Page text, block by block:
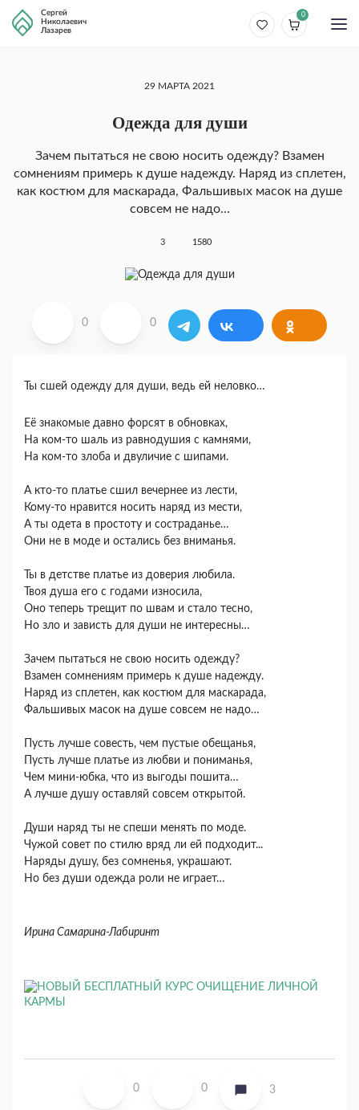
Сергей
Николаевич
Лазарев
0
29 МАРТА 2021
Одежда для души
Зачем пытаться не свою носить одежду? Взамен
сомнениям примерь к душе надежду. Наряд из сплетен,
как костюм для маскарада, Фальшивых масок на душе
совсем не надо…
3 1580
0 0
Ты сшей одежду для души, ведь ей неловко…
Её знакомые давно форсят в обновках,
На ком-то шаль из равнодушия с камнями,
На ком-то злоба и двуличие с шипами.
А кто-то платье сшил вечернее из лести,
Кому-то нравится носить наряд из мести,
А ты одета в простоту и состраданье…
Они не в моде и остались без вниманья.
Ты в детстве платье из доверия любила.
Твоя душа его с годами износила,
Оно теперь трещит по швам и стало тесно,
Но зло и зависть для души не интересны…
Зачем пытаться не свою носить одежду?
Взамен сомнениям примерь к душе надежду.
Наряд из сплетен, как костюм для маскарада,
Фальшивых масок на душе совсем не надо…
Пусть лучше совесть, чем пустые обещанья,
Пусть лучше платье из любви и пониманья,
Чем мини-юбка, что из выгоды пошита…
А лучше душу оставляй совсем открытой.
Души наряд ты не спеши менять по моде.
Чужой совет по стилю вряд ли ей подходит...
Наряды душу, без сомненья, украшают.
Но без души одежда роли не играет…
Ирина Самарина-Лабиринт
0 0 3